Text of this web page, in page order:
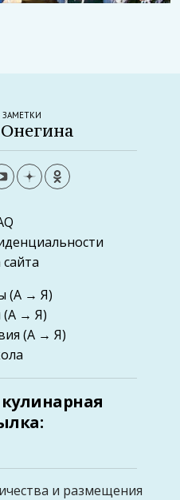
ЗАМЕТКИ
(А → Я)
(А → Я)
(А → Я)
и размещения